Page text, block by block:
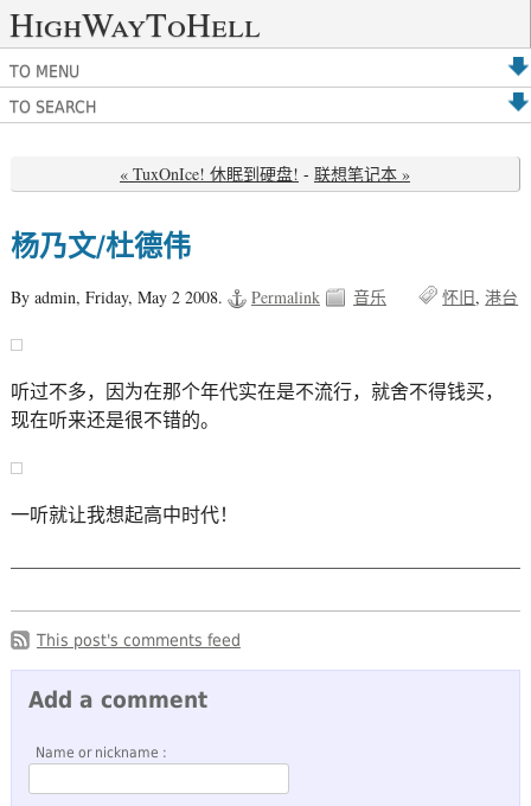
HighWayToHell
TO MENU
TO SEARCH
« TuxOnIce! 休眠到硬盘! - 联想笔记本 »
杨乃文/杜德伟
By admin, Friday, May 2 2008. Permalink 音乐 怀旧 港台
听过不多，因为在那个年代实在是不流行，就舍不得钱买，
现在听来还是很不错的。
一听就让我想起高中时代！
This post's comments feed
Add a comment
Name or nickname :